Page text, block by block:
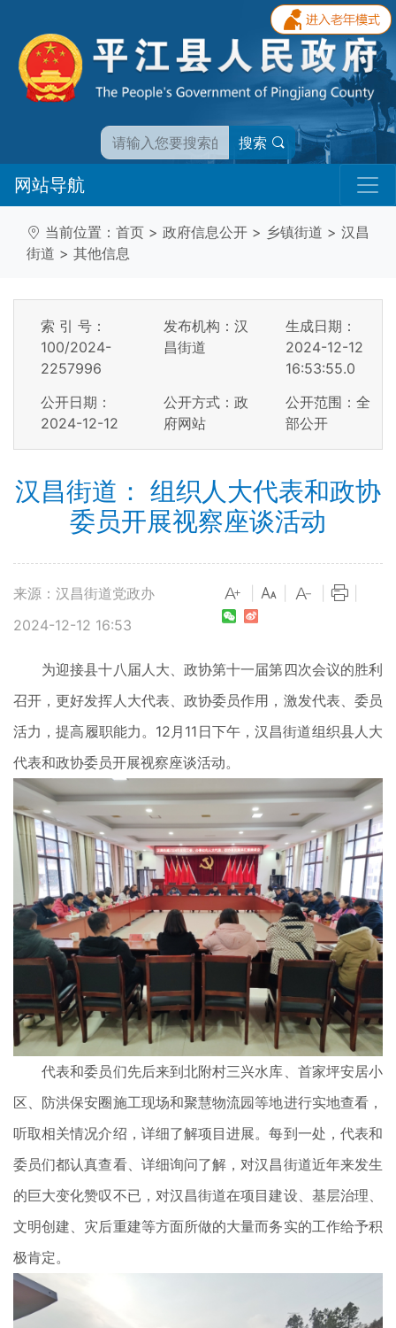
搜索
网站导航
当前位置： 首页 > 政府信息公开 > 乡镇街道 > 汉昌
街道 > 其他信息
索 引 号：
100/2024-
2257996
发布机构：汉
昌街道
生成日期：
2024-12-12
16:53:55.0
公开日期：
2024-12-12
公开方式：政
府网站
公开范围：全
部公开
汉昌街道： 组织人大代表和政协
委员开展视察座谈活动
来源：汉昌街道党政办
2024-12-12 16:53
为迎接县十八届人大、政协第十一届第四次会议的胜利
召开，更好发挥人大代表、政协委员作用，激发代表、委员
活力，提高履职能力。12月11日下午，汉昌街道组织县人大
代表和政协委员开展视察座谈活动。
代表和委员们先后来到北附村三兴水库、首家坪安居小
区、防洪保安圈施工现场和聚慧物流园等地进行实地查看，
听取相关情况介绍，详细了解项目进展。每到一处，代表和
委员们都认真查看、详细询问了解，对汉昌街道近年来发生
的巨大变化赞叹不已，对汉昌街道在项目建设、基层治理、
文明创建、灾后重建等方面所做的大量而务实的工作给予积
极肯定。